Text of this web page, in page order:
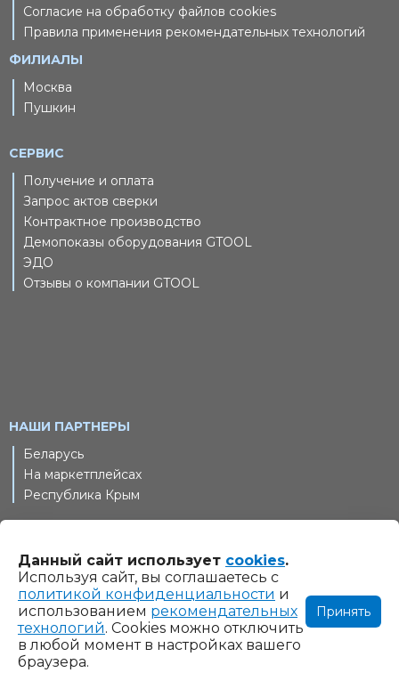
Согласие на обработку файлов cookies
Правила применения рекомендательных технологий
ФИЛИАЛЫ
Москва
Пушкин
СЕРВИС
Получение и оплата
Запрос актов сверки
Контрактное производство
Демопоказы оборудования GTOOL
ЭДО
Отзывы о компании GTOOL
НАШИ ПАРТНЕРЫ
Беларусь
На маркетплейсах
Республика Крым
© 2011-2026 Шлифовальные технологии, ООО. Все права
защищены
Информация на сайте www.gtool.ru не является
публичной офертой. Указанные на сайте www.gtool.ru
цены являются ориентировочными и могут быть изменены
Данный сайт использует cookies.
Используя сайт, вы соглашаетесь с
политикой конфиденциальности и
использованием рекомендательных
технологий. Cookies можно отключить
в любой момент в настройках вашего
браузера.
Принять